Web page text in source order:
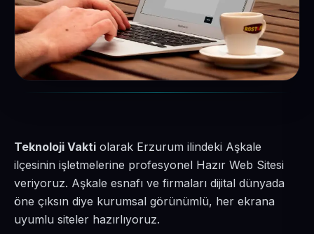
Teknoloji Vakti olarak Erzurum ilindeki Aşkale
ilçesinin işletmelerine profesyonel Hazır Web Sitesi
veriyoruz. Aşkale esnafı ve firmaları dijital dünyada
öne çıksın diye kurumsal görünümlü, her ekrana
uyumlu siteler hazırlıyoruz.